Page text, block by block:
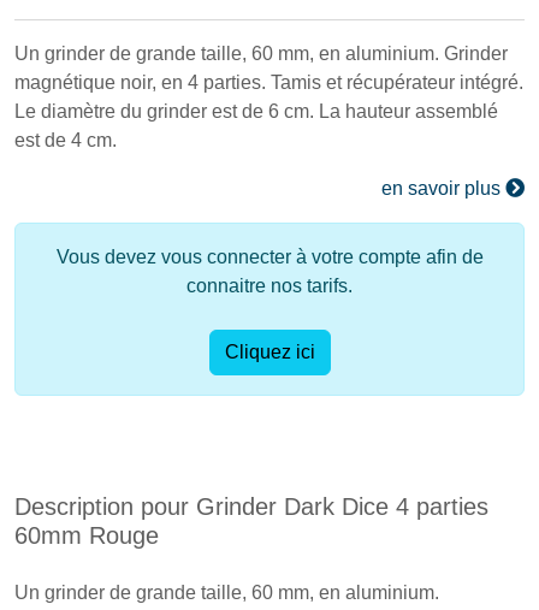
Un grinder de grande taille, 60 mm, en aluminium. Grinder
magnétique noir, en 4 parties. Tamis et récupérateur intégré.
Le diamètre du grinder est de 6 cm. La hauteur assemblé
est de 4 cm.
en savoir plus
Vous devez vous connecter à votre compte afin de
connaitre nos tarifs.
Cliquez ici
Description pour Grinder Dark Dice 4 parties
60mm Rouge
Un grinder de grande taille, 60 mm, en aluminium.